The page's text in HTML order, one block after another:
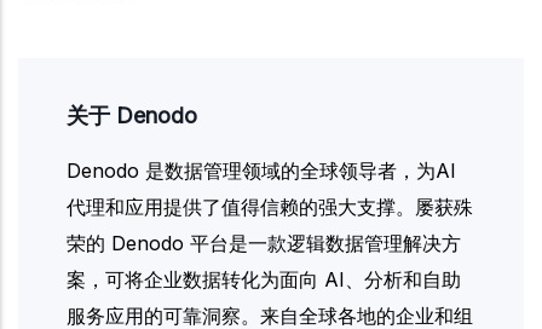
关于 Denodo
Denodo 是数据管理领域的全球领导者，为AI
代理和应用提供了值得信赖的强大支撑。屡获殊
荣的 Denodo 平台是一款逻辑数据管理解决方
案，可将企业数据转化为面向 AI、分析和自助
服务应用的可靠洞察。来自全球各地的企业和组